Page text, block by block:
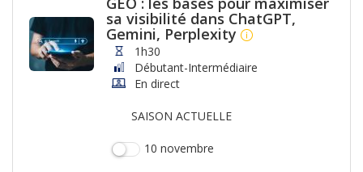
sa visibilité dans ChatGPT,
Gemini, Perplexity
1h30
Débutant-Intermédiaire
En direct
SAISON ACTUELLE
10 novembre